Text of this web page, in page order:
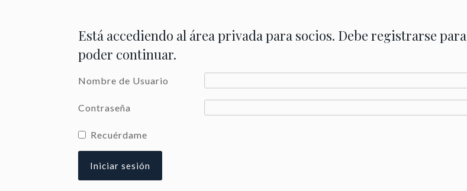
Está accediendo al área privada para socios. Debe registrarse para
poder continuar.
Nombre de Usuario
Contraseña
Recuérdame